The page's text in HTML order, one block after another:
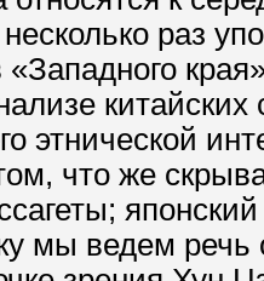
раз
«Западного
этнической
что же
мы ведем речь